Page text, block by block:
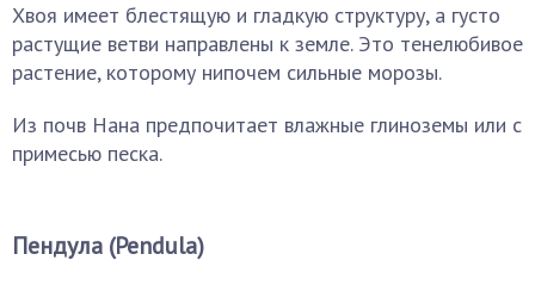
Хвоя имеет блестящую и гладкую структуру, а густо
растущие ветви направлены к земле. Это тенелюбивое
растение, которому нипочем сильные морозы.
Из почв Нана предпочитает влажные глиноземы или с
примесью песка.
Пендула (Pendula)